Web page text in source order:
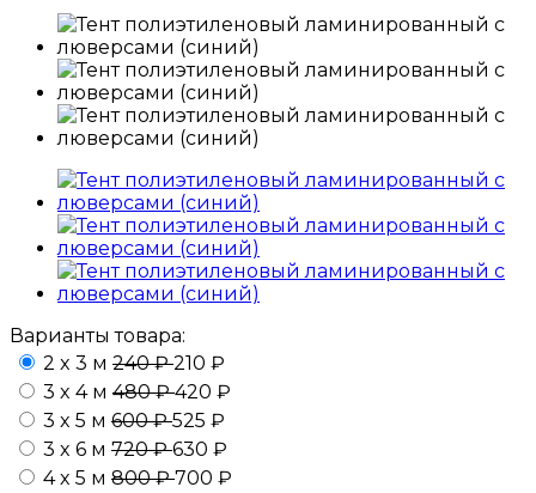
Варианты товара:
2 x 3 м 240 ₽210 ₽
3 x 4 м 480 ₽420 ₽
3 x 5 м 600 ₽525 ₽
3 x 6 м 720 ₽630 ₽
4 x 5 м 800 ₽700 ₽